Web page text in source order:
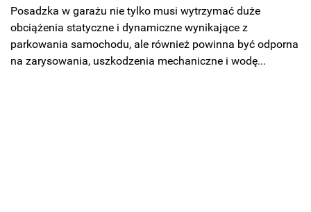
Posadzka w garażu nie tylko musi wytrzymać duże
obciążenia statyczne i dynamiczne wynikające z
parkowania samochodu, ale również powinna być odporna
na zarysowania, uszkodzenia mechaniczne i wodę...